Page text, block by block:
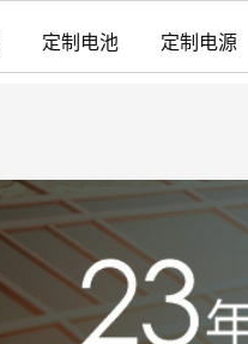
定制电池 定制电源